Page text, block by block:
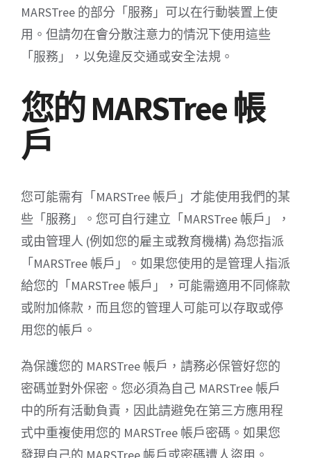
MARSTree 的部分「服務」可以在行動裝置上使
用。但請勿在會分散注意力的情況下使用這些
「服務」，以免違反交通或安全法規。
您的 MARSTree 帳
戶
您可能需有「MARSTree 帳戶」才能使用我們的某
些「服務」。您可自行建立「MARSTree 帳戶」，
或由管理人 (例如您的雇主或教育機構) 為您指派
「MARSTree 帳戶」。如果您使用的是管理人指派
給您的「MARSTree 帳戶」，可能需適用不同條款
或附加條款，而且您的管理人可能可以存取或停
用您的帳戶。
為保護您的 MARSTree 帳戶，請務必保管好您的
密碼並對外保密。您必須為自己 MARSTree 帳戶
中的所有活動負責，因此請避免在第三方應用程
式中重複使用您的 MARSTree 帳戶密碼。如果您